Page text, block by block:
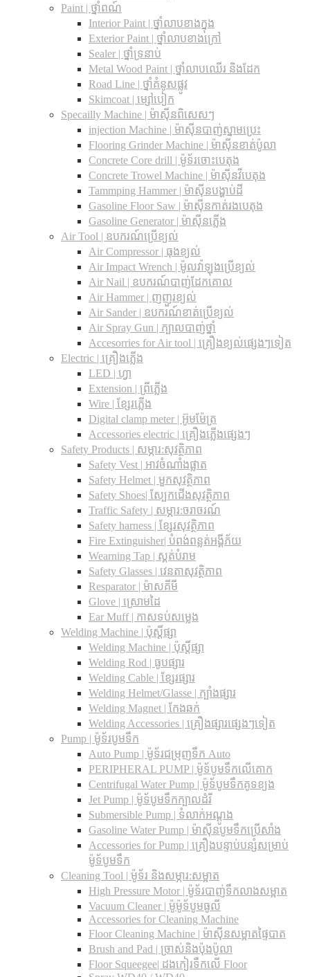
Paint | ថ្នាំពណ៍
Interior Paint | ថ្នាំលាបខាងក្នុង
Exterior Paint | ថ្នាំលាបខាងក្រៅ
Sealer | ថ្នាំទ្រនាប់
Metal Wood Paint | ថ្នាំលាបឈើរ និងដែក
Road Line | ថ្នាំគំនូសផ្លូវ
Skimcoat | ម្សៅបៀក
Specailly Machine | ម៉ាស៊ីនពិសេសៗ
injection Machine | ម៉ាស៊ីនបាញ់ស្នាមប្រេះ
Flooring Grinder Machine | ម៉ាស៊ីនខាត់ប៉ូលា
Concrete Core drill | ម៉ូទ័រចោះបេតុង
Concrete Trowel Machine | ម៉ាស៊ីនវីបេតុង
Tammping Hammer | ម៉ាស៊ីនបង្ហាប់ដី
Gasoline Floor Saw | ម៉ាស៊ីនកាត់រងបេតុង
Gasoline Generator | ម៉ាស៊ីនភ្លើង
Air Tool | ឧបករណ៍ប្រើខ្យល់
Air Compressor | ធុងខ្យល់
Air Impact Wrench | ម៉ូលវ៉ាឡុងប្រើខ្យល់
Air Nail | ឧបករណ៍បាញ់ដែកគោល
Air Hammer | ញញួរខ្យល់
Air Sander | ឧបករណ៍ខាត់ប្រើខ្យល់
Air Spray Gun | ក្បាលបាញ់ថ្នាំ
Accesorries for Air tool | គ្រឿងខ្យល់ផ្សេងៗទៀត
Electric | គ្រឿងភ្លើង
LED | ហ្វា
Extension | ព្រីភ្លើង
Wire | ខ្សែរភ្លើង
Digital clamp meter | អ៊ូមម៉ែត្រ
Accessories electric | គ្រឿងភ្លើងផ្សេងៗ
Safety Products | សម្ភារ:សុវត្ថិភាព
Safety Vest | អាវចំណាំងផ្លាត
Safety Helmet | មួកសុវត្ថិភាព
Safety Shoes| ស្បែកជើងសុវត្ថិភាព
Traffic Safety​ | សម្ភារ:ចរាចរណ៍
Safety harness | ខ្សែរសុវត្ថិភាព
Fire Extinguisher| បំពង់ពន្លត់អង្គីភ័យ
Wearning Tap | ស្គត់បំរាម
Safety Glasses | វេនតាសុវត្ថិភាព
Resparator | ម៉ាសគីមី
Glove | ស្រោមដៃ
Ear Muff | កាសទប់សម្លេង
Welding Machine | ប៉ុស្តិ៍ផ្សា
Welding Machine | ប៉ុស្តិ៍ផ្សា
Welding Rod | ធូបផ្សារ
Welding Cable | ខ្សែរផ្សារ
Welding Helmet/Glasse | ក្បាំងផ្សារ
Welding Magnet | កែងឆក់
Welding Accessories | គ្រឿងផ្សារផ្សេងៗទៀត
Pump | ម៉ូទ័របូមទឹក
Auto Pump | ម៉ូទ័រជម្រុញទឹក Auto
PERIPHERAL PUMP | ម៉ូទ័បូមទឹកលើគោក
Centrifugal Water Pump | ម៉ូទ័បូមទឹកគូទខ្យង
Jet Pump | ម៉ូទ័បូមទឹកក្បាលដំរី
Submersible Pump | ទំលាក់អណ្តូង
Gasoline Water Pump | ម៉ាស៊ីនបូមទឹកប្រើសាំង
Accessories for Pump | គ្រឿងបន្ទាប់បន្សំសម្រាប់
ម៉ូទ័បូមទឹក
Cleaning Tool | ម៉ូទ័រ និងសម្ភារ:សម្អាត
High Pressure Motor | ម៉ូទ័របាញ់ទឹកលាងសម្អាត
Vacuum Cleaner | ម៉ូម៉ូទ័បូមធូលី
Accessories for Cleaning Machine
Floor Cleaning Machine | ម៉ាស៊ីនសម្អាតផ្ទៃបាត
Brush and Pad | ច្រាស់និងប៉ុងប៉ូលា
Floor Squeegee| ដងកៀរទឺកលើ Floor